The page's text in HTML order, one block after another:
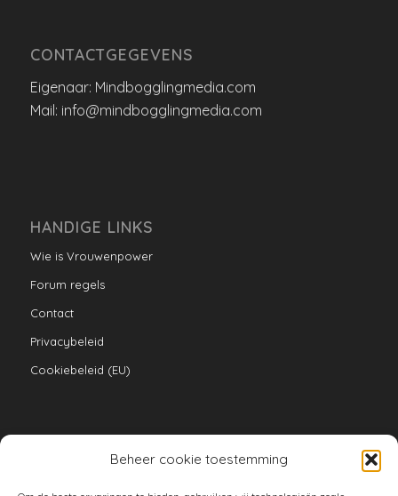
Beheer cookie toestemming
CONTACTGEGEVENS
Eigenaar: Mindbogglingmedia.com
Mail: info@mindbogglingmedia.com
HANDIGE LINKS
Wie is Vrouwenpower
Forum regels
Contact
Privacybeleid
Cookiebeleid (EU)